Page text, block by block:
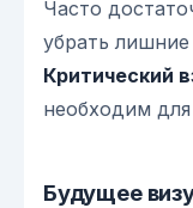
Часто
убрать
Критический
необходим
Будущее